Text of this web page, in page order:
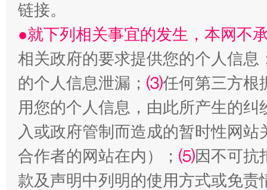
受贿1.44亿！段成刚被判无期 从幼
链接。
●就下列相关事宜的发生，本网不
相关政府的要求提供您的个人信息
的个人信息泄漏； ⑶任何第三方根
用您的个人信息，由此所产生的纠
入或政府管制而造成的暂时性网
合作者的网站在内）； ⑸因不可抗
款及声明中列明的使用方式或免责